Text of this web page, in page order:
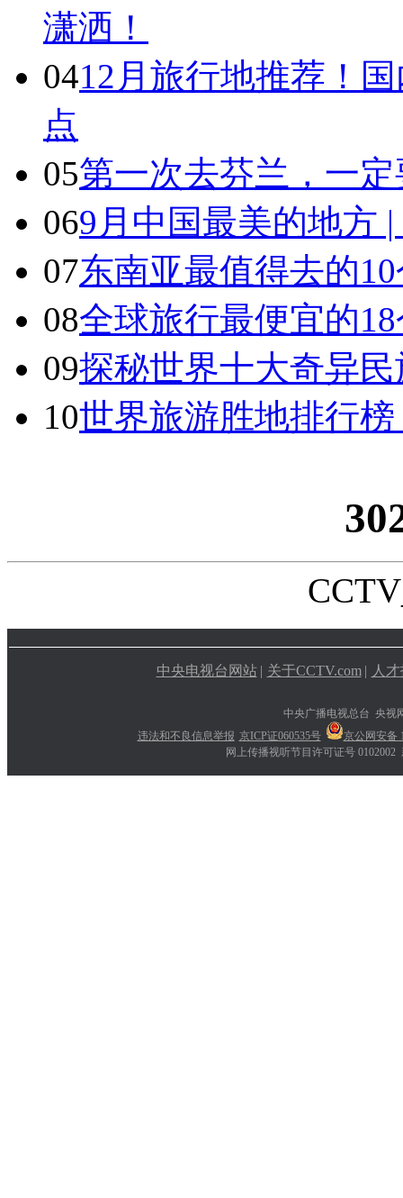
潇洒！
0412月旅行地推荐！
点
05第一次去芬兰，一
069月中国最美的地方
07东南亚最值得去的
08全球旅行最便宜的
09探秘世界十大奇异
10世界旅游胜地排行
中央电视台网站 | 关于CCTV.com | 人
中央广播电视总台 央视
违法和不良信息举报 京ICP证060535号
京公网安备
网上传播视听节目许可证号 0102002